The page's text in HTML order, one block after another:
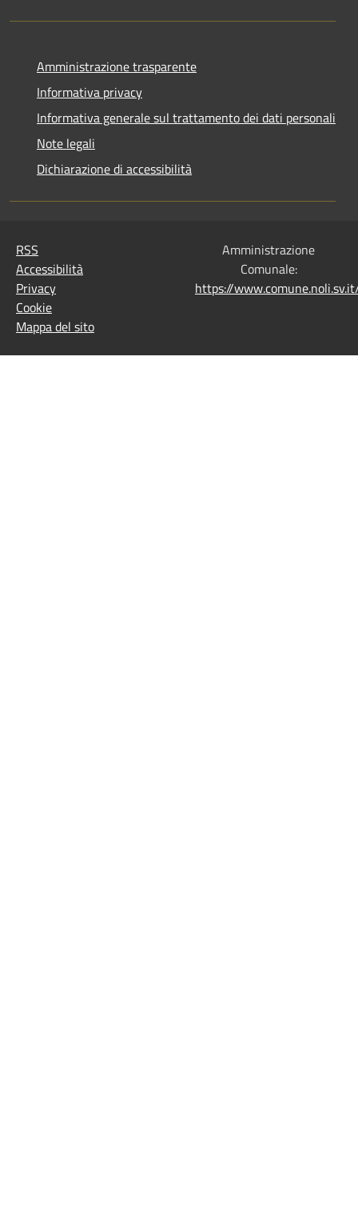
Amministrazione trasparente
Informativa privacy
Informativa generale sul trattamento dei dati personali
Note legali
Dichiarazione di accessibilità
RSS
Accessibilità
Privacy
Cookie
Mappa del sito
Amministrazione
Comunale:
https://